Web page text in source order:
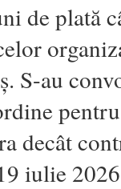
de plată
S-au
decât
iulie